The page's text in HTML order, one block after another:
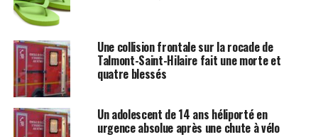
Une collision frontale sur la rocade de
Talmont-Saint-Hilaire fait une morte et
quatre blessés
Un adolescent de 14 ans héliporté en
urgence absolue après une chute à vélo